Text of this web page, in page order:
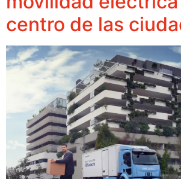
centro de las